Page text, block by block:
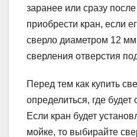
заранее или сразу после
приобрести кран, если
сверло диаметром 12
сверления отверстия
Перед тем как купить
определиться, где будет
Если кран будет
мойке, то выбирайте